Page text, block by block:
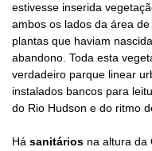
estivesse inserida
ambos os lados da área
plantas que haviam
abandono. Toda esta
verdadeiro parque linear
instalados bancos para
do Rio Hudson e do ritmo
Há sanitários na altura da